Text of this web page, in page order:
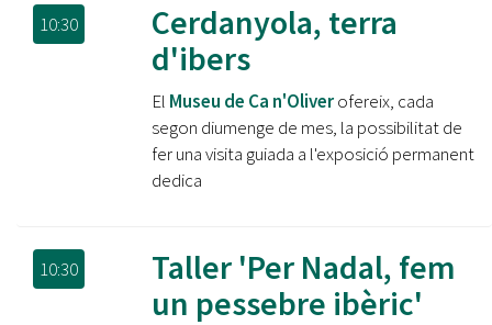
10:30
Cerdanyola, terra
d'ibers
El Museu de Ca n'Oliverofereix, cada
segon diumenge de mes, la possibilitat de
fer una visita guiada a l'exposició permanent
dedica
10:30
Taller '​Per Nadal, fem
un pessebre ibèric'